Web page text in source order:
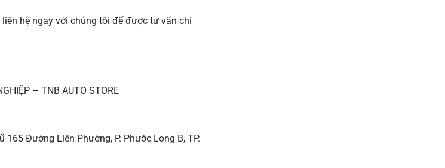
hệ ngay với chúng tôi để được tư vấn chi
– TNB AUTO STORE
Đường Liên Phường, P. Phước Long B, TP.